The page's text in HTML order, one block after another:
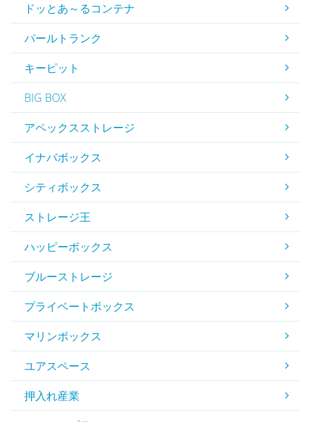
ドッとあ～るコンテナ
パールトランク
キーピット
BIG BOX
アペックスストレージ
イナバボックス
シティボックス
ストレージ王
ハッピーボックス
ブルーストレージ
プライベートボックス
マリンボックス
ユアスペース
押入れ産業